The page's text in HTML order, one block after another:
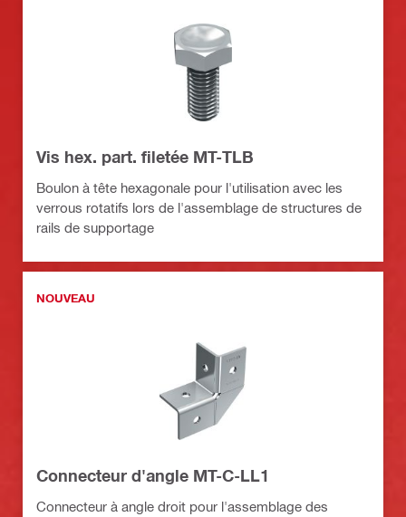
Vis hex. part. filetée MT-TLB
Boulon à tête hexagonale pour l'utilisation avec les
verrous rotatifs lors de l'assemblage de structures de
rails de supportage
NOUVEAU
Connecteur d'angle MT-C-LL1
Connecteur à angle droit pour l'assemblage des